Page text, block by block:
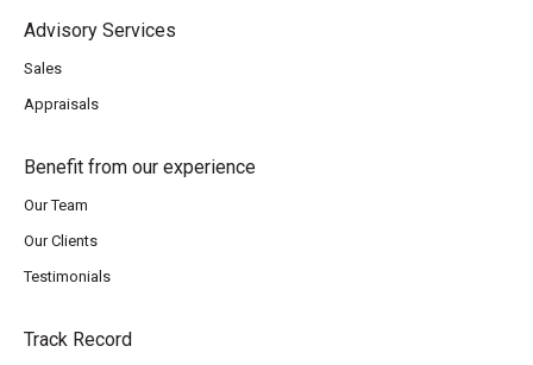
Advisory Services
Sales
Appraisals
Benefit from our experience
Our Team
Our Clients
Testimonials
Track Record